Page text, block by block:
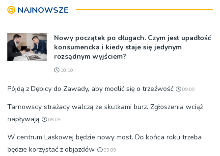
NAJNOWSZE
Nowy początek po długach. Czym jest upadłość
konsumencka i kiedy staje się jedynym
rozsądnym wyjściem?
10:10
Pójdą z Dębicy do Zawady, aby modlić się o trzeźwość 09:09
Tarnowscy strażacy walczą ze skutkami burz. Zgłoszenia wciąż
napływają
09:09
W centrum Laskowej będzie nowy most. Do końca roku trzeba
będzie korzystać z objazdów
09:09